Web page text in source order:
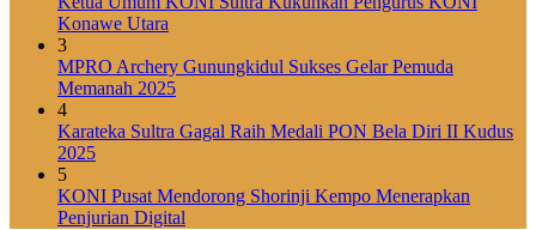
Konawe Utara
3
MPRO Archery Gunungkidul Sukses Gelar Pemuda
Memanah 2025
4
Karateka Sultra Gagal Raih Medali PON Bela Diri II Kudus
2025
5
KONI Pusat Mendorong Shorinji Kempo Menerapkan
Penjurian Digital